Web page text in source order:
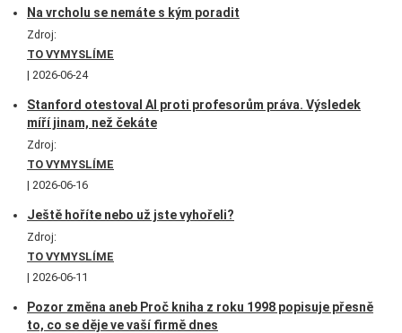
Na vrcholu se nemáte s kým poradit
Zdroj:
TO VYMYSLÍME
2026-06-24
Stanford otestoval AI proti profesorům práva. Výsledek
míří jinam, než čekáte
Zdroj:
TO VYMYSLÍME
2026-06-16
Ještě hoříte nebo už jste vyhořeli?
Zdroj:
TO VYMYSLÍME
2026-06-11
Pozor změna aneb Proč kniha z roku 1998 popisuje přesně
to, co se děje ve vaší firmě dnes